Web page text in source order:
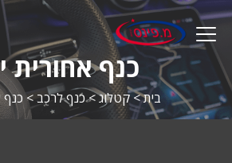
מ.
פינס
menu
opener כנף אחורית
בית>קטלוג>כנף לרכב>כנף